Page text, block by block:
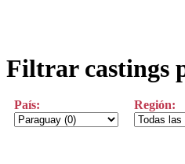
Filtrar castings
País: Región: